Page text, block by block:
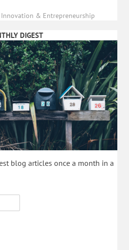
& Entrepreneurship
DIGEST
blog articles once a month in a